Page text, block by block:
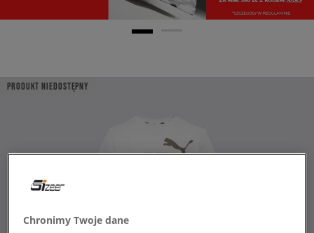
PRODUKT NIEDOSTĘPNY
Chronimy Twoje dane